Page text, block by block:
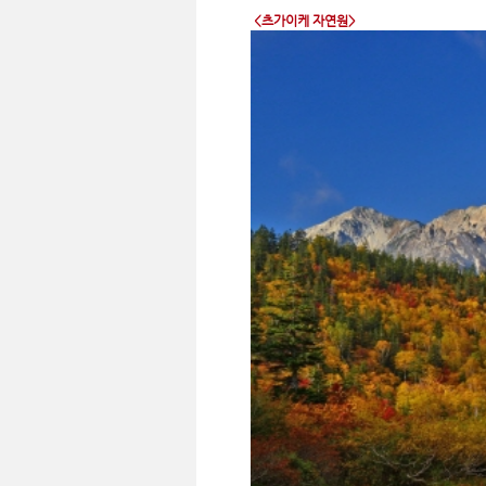
<츠가이케 자연원>